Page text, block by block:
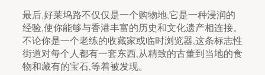
最后,好莱坞路不仅仅是一个购物地;它是一种浸润的
经验,使你能够与香港丰富的历史和文化遗产相连接。
不论你是一个老练的收藏家或临时浏览器,这条标志性
街道对每个人都有一套东西,从精致的古董到当地的食
物和藏有的宝石,等着被发现。